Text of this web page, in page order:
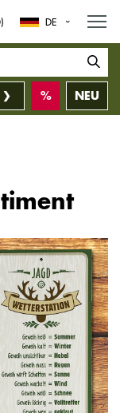
DE
NEU